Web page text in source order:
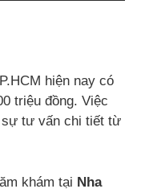
hiện nay có
triệu đồng. Việc
tư vấn chi tiết từ
khám tại Nha